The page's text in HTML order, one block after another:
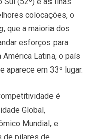
colocações, o
, que a maioria dos
esforços para
Latina, o país
aparece em 33º lugar.
é
Global,
Mundial, e